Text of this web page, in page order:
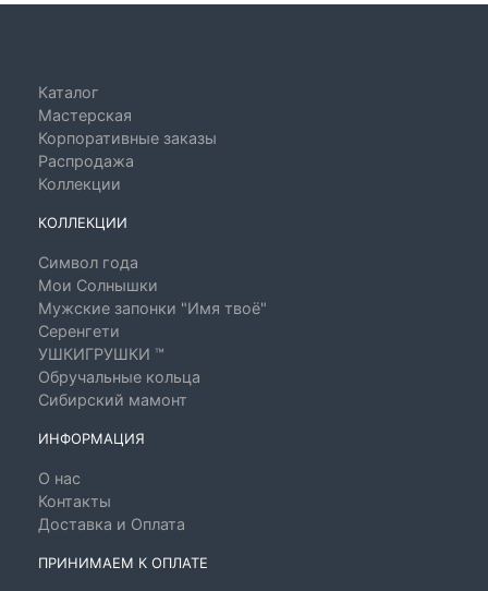
Каталог
Мастерская
Корпоративные заказы
Распродажа
Коллекции
КОЛЛЕКЦИИ
Символ года
Мои Солнышки
Мужские запонки "Имя твоё"
Серенгети
УШКИГРУШКИ ™
Обручальные кольца
Сибирский мамонт
ИНФОРМАЦИЯ
О нас
Контакты
Доставка и Оплата
ПРИНИМАЕМ К ОПЛАТЕ